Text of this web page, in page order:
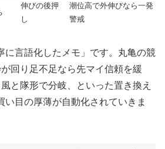
伸びの後押
し
潮位高で外伸びなら一発
警戒
に言語化したメモ」です。丸亀の競
回り足不足なら先マイ信頼を緩
と隊形で分岐、といった置き換え
い目の厚薄が自動化されていきま